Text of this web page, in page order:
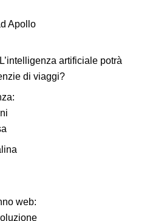
Apollo
artificiale potrà
di viaggi?
web: